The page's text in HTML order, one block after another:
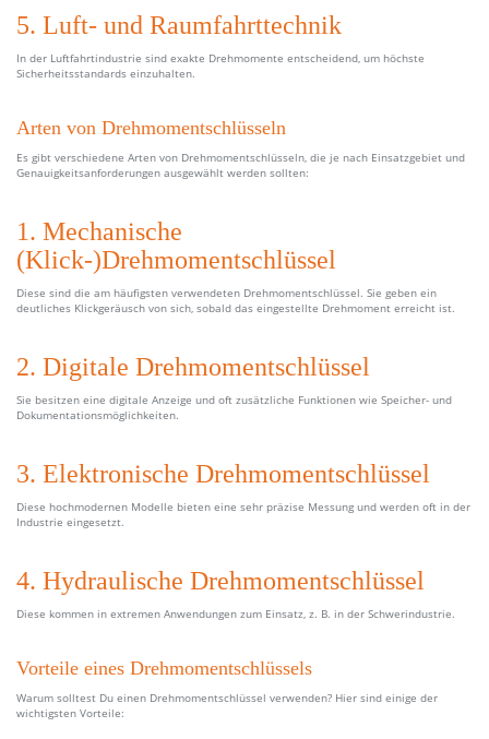
5. Luft- und Raumfahrttechnik
In der Luftfahrtindustrie sind exakte Drehmomente entscheidend, um höchste
Sicherheitsstandards einzuhalten.
Arten von Drehmomentschlüsseln
Es gibt verschiedene Arten von Drehmomentschlüsseln, die je nach Einsatzgebiet und
Genauigkeitsanforderungen ausgewählt werden sollten:
1. Mechanische
(Klick-)Drehmomentschlüssel
Diese sind die am häufigsten verwendeten Drehmomentschlüssel. Sie geben ein
deutliches Klickgeräusch von sich, sobald das eingestellte Drehmoment erreicht ist.
2. Digitale Drehmomentschlüssel
Sie besitzen eine digitale Anzeige und oft zusätzliche Funktionen wie Speicher- und
Dokumentationsmöglichkeiten.
3. Elektronische Drehmomentschlüssel
Diese hochmodernen Modelle bieten eine sehr präzise Messung und werden oft in der
Industrie eingesetzt.
4. Hydraulische Drehmomentschlüssel
Diese kommen in extremen Anwendungen zum Einsatz, z. B. in der Schwerindustrie.
Vorteile eines Drehmomentschlüssels
Warum solltest Du einen Drehmomentschlüssel verwenden? Hier sind einige der
wichtigsten Vorteile: